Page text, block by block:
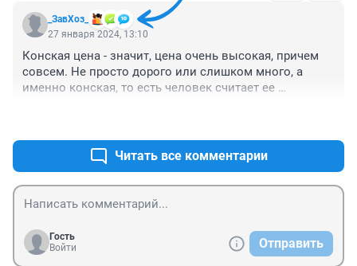
_ЗавХоз_
27 января 2024, 13:10
Конская цена - значит, цена очень высокая, причем
совсем. Не просто дорого или слишком много, а
именно конская, то есть человек считает ее
Читать все комментарии
Гость
Войти
Отправить